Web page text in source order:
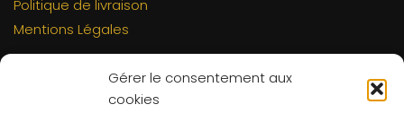
Gérer le consentement aux
cookies
Politique de livraison
Mentions Légales